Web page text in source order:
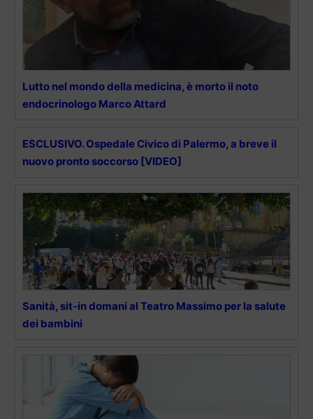
Lutto nel mondo della medicina, è morto il noto
endocrinologo Marco Attard
ESCLUSIVO. Ospedale Civico di Palermo, a breve il
nuovo pronto soccorso [VIDEO]
Sanità, sit-in domani al Teatro Massimo per la salute
dei bambini